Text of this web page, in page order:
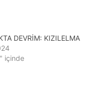
DEVRİM: KIZILELMA
içinde